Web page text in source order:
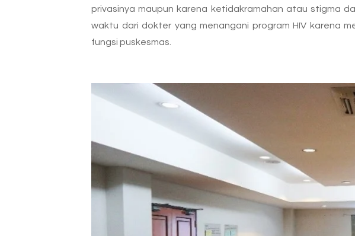
privasinya maupun karena ketidakramahan atau stigma
waktu dari dokter yang menangani program HIV karena
fungsi puskesmas.